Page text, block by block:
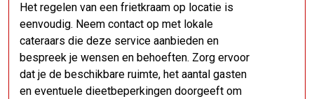
Het regelen van een frietkraam op locatie is
eenvoudig. Neem contact op met lokale
cateraars die deze service aanbieden en
bespreek je wensen en behoeften. Zorg ervoor
dat je de beschikbare ruimte, het aantal gasten
en eventuele dieetbeperkingen doorgeeft om